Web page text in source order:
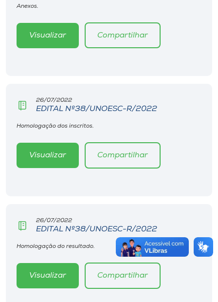
Anexos.
Visualizar Compartilhar
26/07/2022
EDITAL Nº38/UNOESC-R/2022
Homologação dos inscritos.
Visualizar Compartilhar
26/07/2022
EDITAL Nº38/UNOESC-R/2022
Homologação do resultado.
Visualizar Compartilhar